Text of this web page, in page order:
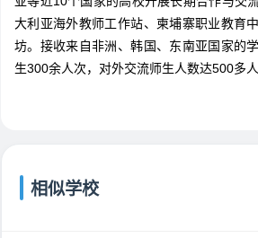
大利亚海外教师工作站、柬埔寨职业教育
坊。接收来自非洲、韩国、东南亚国家的
生300余人次，对外交流师生人数达500多人
相似学校